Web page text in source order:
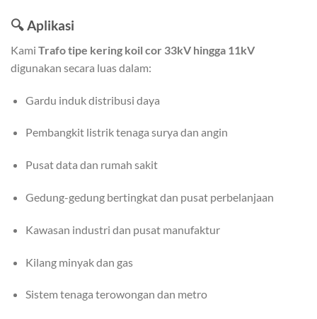
🔍Aplikasi
Kami Trafo tipe kering koil cor 33kV hingga 11kV
digunakan secara luas dalam:
Gardu induk distribusi daya
Pembangkit listrik tenaga surya dan angin
Pusat data dan rumah sakit
Gedung-gedung bertingkat dan pusat perbelanjaan
Kawasan industri dan pusat manufaktur
Kilang minyak dan gas
Sistem tenaga terowongan dan metro